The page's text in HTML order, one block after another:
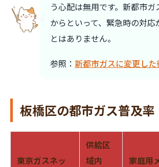
う心配は無用です。新都市
からといって、緊急時の対応
とはありません。
参照： 新都市ガスに変更し
板橋区の都市ガス普及率
東京ガスネッ
供給区
域内
家庭用